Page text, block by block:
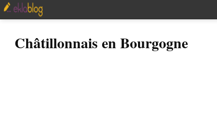
Châtillonnais en Bourgogne